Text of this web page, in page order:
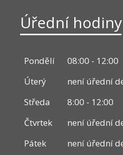
Úřední hodiny
Pondělí 08:00 - 12:00
Úterý
není úřední
Středa
8:00 - 12:00
Čtvrtek
není úřední
Pátek
není úřední